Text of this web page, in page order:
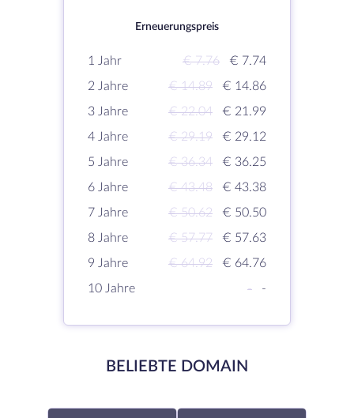
Erneuerungspreis
1 Jahr € 7.76
€ 7.74
2 Jahre
€ 14.89
€ 14.86
3 Jahre
€ 22.04
€ 21.99
4 Jahre
€ 29.19
€ 29.12
5 Jahre
€ 36.34
€ 36.25
6 Jahre
€ 43.48
€ 43.38
7 Jahre
€ 50.62
€ 50.50
8 Jahre
€ 57.77
€ 57.63
9 Jahre
€ 64.92
€ 64.76
10 Jahre
- -
BELIEBTE DOMAIN